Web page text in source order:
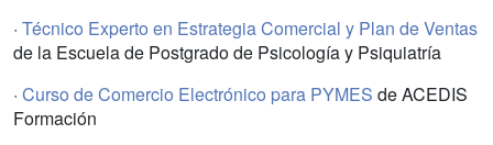
· Técnico Experto en Estrategia Comercial y Plan de Ventas
de la Escuela de Postgrado de Psicología y Psiquiatría
· Curso de Comercio Electrónico para PYMES de ACEDIS
Formación